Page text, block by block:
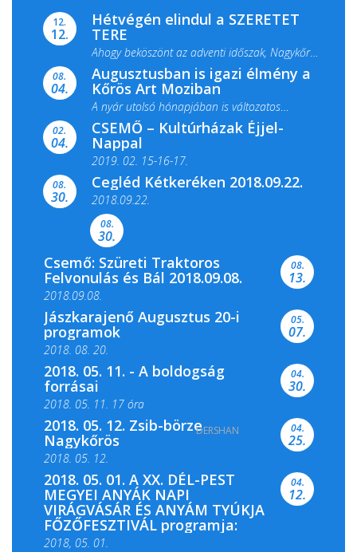
12.
12.
Hétvégén elindul a SZERETET
TERE
Ahogy beköszönt az adventi időszak, Nagykőrös
ismét megtelik ünnepi fénnyel és közös...
08.
04.
Augusztusban is igazi élmény a
Kőrös Art Moziban
A nyár utolsó hónapjában is változatos
filmkínálattal, családi...
02.
04.
CSEMŐ – Kultúrházak Éjjel-
Nappal
2019. 02. 15-16-17.
Színes és tartalmas programokkal várja a
Csemői Községi Könyvtár és...
08.
30.
Cegléd Kétkeréken 2018.09.22.
2018.09.22.
08.
30.
Csemő: Szüreti Traktoros
Felvonulás és Bál 2018.09.08.
2018.09.08.
08.
13.
Jászkarajenő Augusztus 20-i
programok
2018. 08. 20.
05.
07.
2018. 05. 11. - A boldogság
forrásai
2018. 05. 11. 17 óra
2018. 05. 11. 19 óra
04.
30.
2018. 05. 12. Zsib-börze
Nagykőrös
2018. 05. 12.
04.
25.
2018. 05. 01. A XX. DÉL-PEST
MEGYEI ANYÁK NAPI
VIRÁGVÁSÁR ÉS ANYÁM TYÚKJA
FŐZŐFESZTIVÁL programja:
2018, 05. 01.
04.
12.
DERSHAN